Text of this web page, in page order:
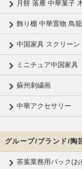
月餅 落雁 中華菓子
飾り棚 中華置物 鳥籠
中国家具 スクリーン
ミニチュア中国家具
蘇州刺繍画
中華アクセサリー
グループ/ブランド/陶
茶葉業務用パック(お